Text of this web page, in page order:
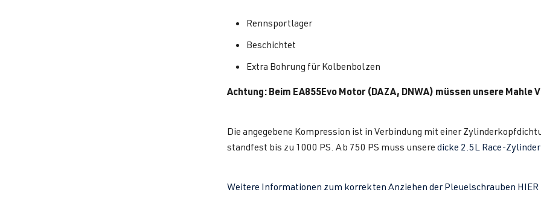
Rennsportlager
Beschichtet
Extra Bohrung für Kolbenbolzen
Achtung: Beim EA855Evo Motor (DAZA, DNWA) müssen unsere Mahle
Die angegebene Kompression ist in Verbindung mit einer
standfest bis zu 1000 PS. Ab 750 PS muss unsere dicke 2.5L Race-
Weitere Informationen zum korrekten Anziehen der Pleuelschrauben HIER